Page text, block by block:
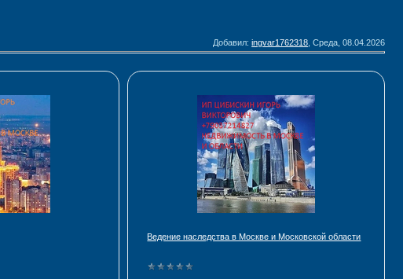
Добавил:ingvar1762318 , Среда, 08.04.2026
Ведение наследства в Москве и Московской области